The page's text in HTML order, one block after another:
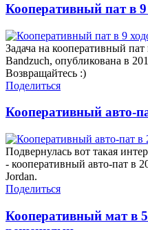
Кооперативный пат в 9
Задача на кооперативный
Bandzuch, опубликована в
Возвращайтесь :)
Поделиться
Кооперативный авто-
Подвернулась вот такая
- кооперативный авто-пат в
Jordan.
Поделиться
Кооперативный мат в